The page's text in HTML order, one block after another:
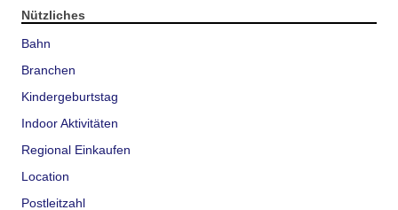
Nützliches
Bahn
Branchen
Kindergeburtstag
Indoor Aktivitäten
Regional Einkaufen
Location
Postleitzahl